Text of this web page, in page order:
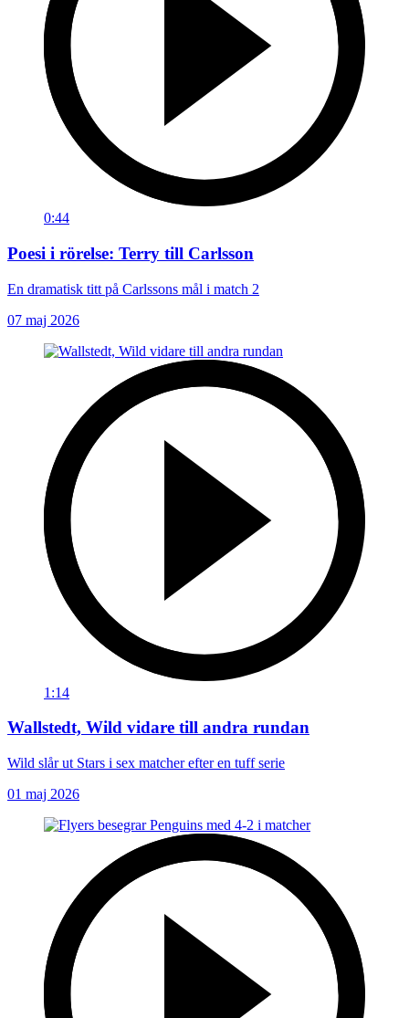
0:44
Poesi i rörelse: Terry till Carlsson
En dramatisk titt på Carlssons mål i match 2
07 maj 2026
1:14
Wallstedt, Wild vidare till andra rundan
Wild slår ut Stars i sex matcher efter en tuff serie
01 maj 2026